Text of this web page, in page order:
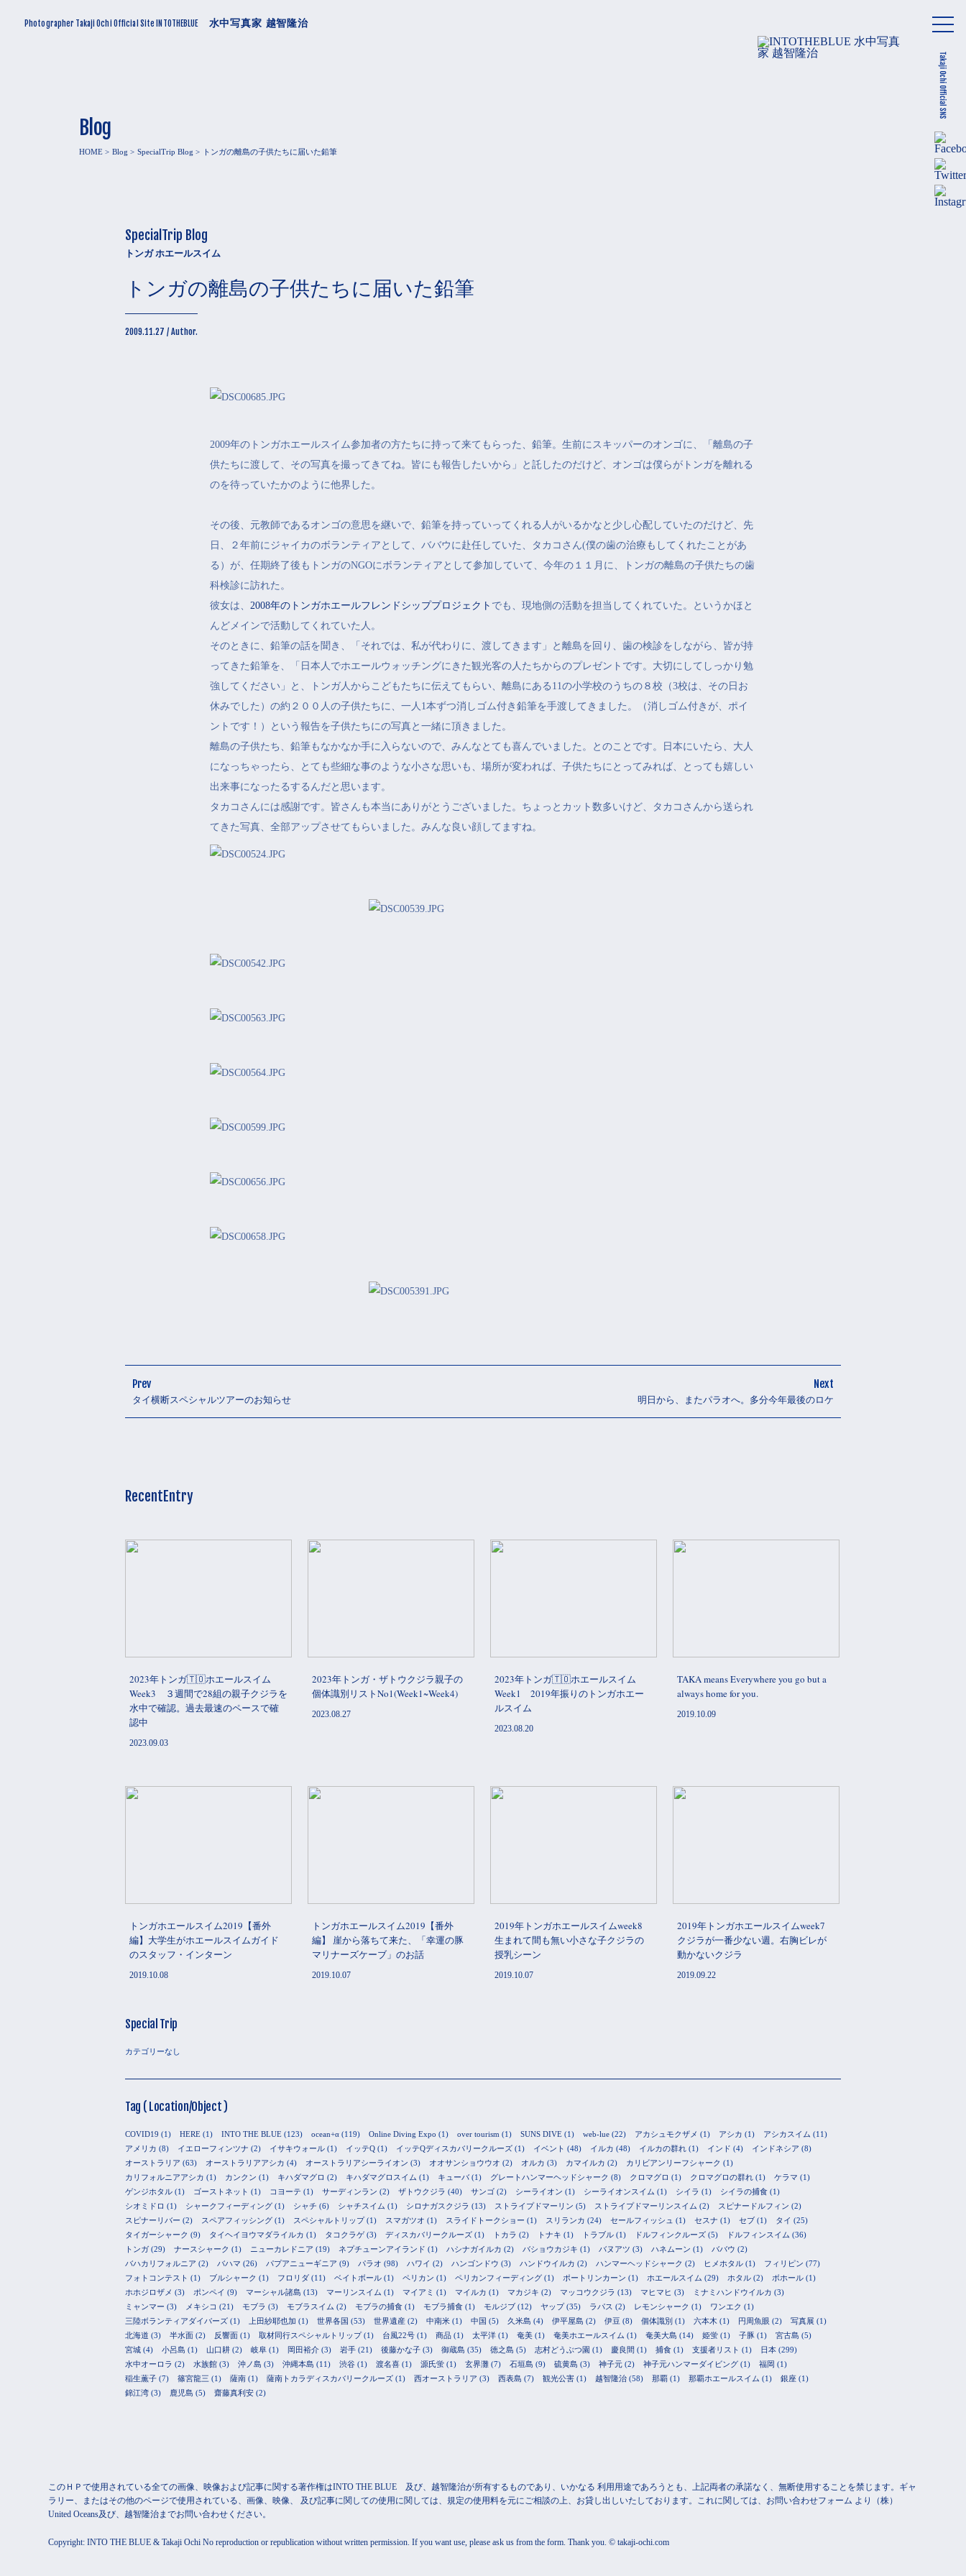
メ
ュ
ー
Photographer Takaji Ochi Official Site INTOTHEBLUE 水中写真家 越智隆治
Blog
HOME Blog SpecialTrip Blog トンガの離島の子供たちに届いた鉛筆
SpecialTrip Blog
トンガ ホエールスイム
トンガの離島の子供たちに届いた鉛筆
2009.11.27 / Author.
2009年のトンガホエールスイム参加者の方たちに持って来てもらった、鉛筆。生前にスキッパーのオンゴに、「離島の子
供たちに渡して、その写真を撮ってきてね。皆にも報告したいから」と託したのだけど、オンゴは僕らがトンガを離れる
のを待っていたかのように他界した。
その後、元教師であるオンゴの意思を継いで、鉛筆を持っていってくれる人がいるかなと少し心配していたのだけど、先
日、２年前にジャイカのボランティアとして、ババウに赴任していた、タカコさん(僕の歯の治療もしてくれたことがあ
る）が、任期終了後もトンガのNGOにボランティアとして参加していて、今年の１１月に、トンガの離島の子供たちの歯
科検診に訪れた。
彼女は、 2008年のトンガホエールフレンドシッププロジェクト でも、現地側の活動を担当してくれていた。というかほと
んどメインで活動してくれていた人。
そのときに、鉛筆の話を聞き、「それでは、私が代わりに、渡してきます」と離島を回り、歯の検診をしながら、皆が持
ってきた鉛筆を、「日本人でホエールウォッチングにきた観光客の人たちからのプレゼントです。大切にしてしっかり勉
強してください」と、トンガ人からこどもたちに伝えてもらい、離島にある11の小学校のうちの８校（3校は、その日お
休みでした）の約２００人の子供たちに、一人1本ずつ消しゴム付き鉛筆を手渡してきました。（消しゴム付きが、ポイ
ントです！）という報告を子供たちにの写真と一緒に頂きました。
離島の子供たち、鉛筆もなかなか手に入らないので、みんなとても喜んでいました。とのことです。日本にいたら、大人
になっちゃったら、とても些細な事のような小さな思いも、場所が変われば、子供たちにとってみれば、とっても嬉しい
出来事になったるするんだと思います。
タカコさんには感謝です。皆さんも本当にありがとうございました。ちょっとカット数多いけど、タカコさんから送られ
てきた写真、全部アップさせてもらいました。みんな良い顔してますね。
Prev
タイ横断スペシャルツアーのお知らせ
Next
明日から、またパラオへ。多分今年最後のロケ
RecentEntry
2023年トンガ🇹🇴ホエールスイム
Week3 ３週間で28組の親子クジラを
水中で確認。過去最速のペースで確
認中
2023.09.03
2023年トンガ・ザトウクジラ親子の
個体識別リストNo1(Week1~Week4)
2023.08.27
2023年トンガ🇹🇴ホエールスイム
Week1 2019年振りのトンガホエー
ルスイム
2023.08.20
TAKA means Everywhere you go but a
always home for you.
2019.10.09
トンガホエールスイム2019【番外
編】大学生がホエールスイムガイド
のスタッフ・インターン
2019.10.08
トンガホエールスイム2019【番外
編】 崖から落ちて来た、「幸運の豚
マリナーズケーブ」のお話
2019.10.07
2019年トンガホエールスイムweek8
生まれて間も無い小さな子クジラの
授乳シーン
2019.10.07
2019年トンガホエールスイムweek7
クジラが一番少ない週。右胸ビレが
動かないクジラ
2019.09.22
Special Trip
カテゴリーなし
Tag ( Location/Object )
COVID19 (1) HERE (1) INTO THE BLUE (123) ocean+α (119) Online Diving Expo (1) over tourism (1) SUNS DIVE (1) web-lue (22) アカシュモクザメ (1) アシカ (1) アシカスイム (11)
アメリカ (8) イエローフィンツナ (2) イサキウォール (1) イッテQ (1) イッテQディスカバリークルーズ (1) イベント (48) イルカ (48) イルカの群れ (1) インド (4) インドネシア (8)
オーストラリア (63) オーストラリアアシカ (4) オーストラリアシーライオン (3) オオサンショウウオ (2) オルカ (3) カマイルカ (2) カリビアンリーフシャーク (1)
カリフォルニアアシカ (1) カンクン (1) キハダマグロ (2) キハダマグロスイム (1) キューバ (1) グレートハンマーヘッドシャーク (8) クロマグロ (1) クロマグロの群れ (1) ケラマ (1)
ゲンジホタル (1) ゴーストネット (1) コヨーテ (1) サーディンラン (2) ザトウクジラ (40) サンゴ (2) シーライオン (1) シーライオンスイム (1) シイラ (1) シイラの捕食 (1)
シオミドロ (1) シャークフィーディング (1) シャチ (6) シャチスイム (1) シロナガスクジラ (13) ストライプドマーリン (5) ストライプドマーリンスイム (2) スピナードルフィン (2)
スピナーリバー (2) スペアフィッシング (1) スペシャルトリップ(1) スマガツオ (1) スライドトークショー (1) スリランカ (24) セールフィッシュ (1) セスナ (1) セブ (1) タイ (25)
タイガーシャーク (9) タイヘイヨウマダライルカ (1) タコクラゲ(3) ディスカバリークルーズ (1) トカラ (2) トナキ (1) トラブル (1) ドルフィンクルーズ (5) ドルフィンスイム (36)
トンガ (29) ナースシャーク (1) ニューカレドニア (19) ネプチューンアイランド (1) ハシナガイルカ (2) バショウカジキ (1) バヌアツ (3) ハネムーン (1) ババウ (2)
バハカリフォルニア (2) バハマ (26) パプアニューギニア (9) パラオ (98) ハワイ (2) ハンゴンドウ (3) ハンドウイルカ (2) ハンマーヘッドシャーク (2) ヒメホタル (1) フィリピン (77)
フォトコンテスト (1) ブルシャーク (1) フロリダ (11) ベイトボール (1) ペリカン (1) ペリカンフィーディング (1) ポートリンカーン (1) ホエールスイム (29) ホタル (2) ボホール (1)
ホホジロザメ (3) ポンペイ (9) マーシャル諸島 (13) マーリンスイム (1) マイアミ (1) マイルカ (1) マカジキ (2) マッコウクジラ (13) マヒマヒ (3) ミナミハンドウイルカ (3)
ミャンマー (3) メキシコ (21) モブラ (3) モブラスイム (2) モブラの捕食 (1) モブラ捕食 (1) モルジブ (12) ヤップ(35) ラパス (2) レモンシャーク (1) ワンエク (1)
三陸ボランティアダイバーズ (1) 上田紗耶也加 (1) 世界各国 (53) 世界遺産 (2) 中南米 (1) 中国 (5) 久米島 (4) 伊平屋島 (2) 伊豆 (8) 個体識別 (1) 六本木 (1) 円周魚眼 (2) 写真展 (1)
北海道 (3) 半水面 (2) 反響面 (1) 取材同行スペシャルトリップ(1) 台風22号 (1) 商品 (1) 太平洋 (1) 奄美 (1) 奄美ホエールスイム (1) 奄美大島 (14) 姫蛍 (1) 子豚 (1) 宮古島 (5)
宮城 (4) 小呂島 (1) 山口耕 (2) 岐阜 (1) 岡田裕介 (3) 岩手 (21) 後藤かな子 (3) 御蔵島 (35) 徳之島 (5) 志村どうぶつ園 (1) 慶良間 (1) 捕食 (1) 支援者リスト (1) 日本 (299)
水中オーロラ (2) 水族館 (3) 沖ノ島 (3) 沖縄本島 (11) 渋谷 (1) 渡名喜 (1) 源氏蛍 (1) 玄界灘 (7) 石垣島 (9) 硫黄島 (3) 神子元 (2) 神子元ハンマーダイビング (1) 福岡 (1)
稲生薫子 (7) 篠宮龍三 (1) 薩南 (1) 薩南トカラディスカバリークルーズ (1) 西オーストラリア (3) 西表島 (7) 観光公害 (1) 越智隆治 (58) 那覇 (1) 那覇ホエールスイム (1) 銀座 (1)
錦江湾 (3) 鹿児島 (5) 齋藤真利安 (2)
このＨＰで使用されている全ての画像、映像および記事に関する著作権はINTO THE BLUE 及び、越智隆治が所有するものであり、いかなる 利用用途であろうとも、上記両者の承諾なく、無断使用することを禁じます。ギャ
ラリー、またはその他のページで使用されている、画像、映像、 及び記事に関しての使用に関しては、規定の使用料を元にご相談の上、お貸し出しいたしております。これに関しては、お問い合わせフォーム より（株）
United Oceans及び、越智隆治までお問い合わせください。
Copyright: INTO THE BLUE & Takaji Ochi No reproduction or republication without written permission. If you want use, please ask us from the form. Thank you. © takaji-ochi.com